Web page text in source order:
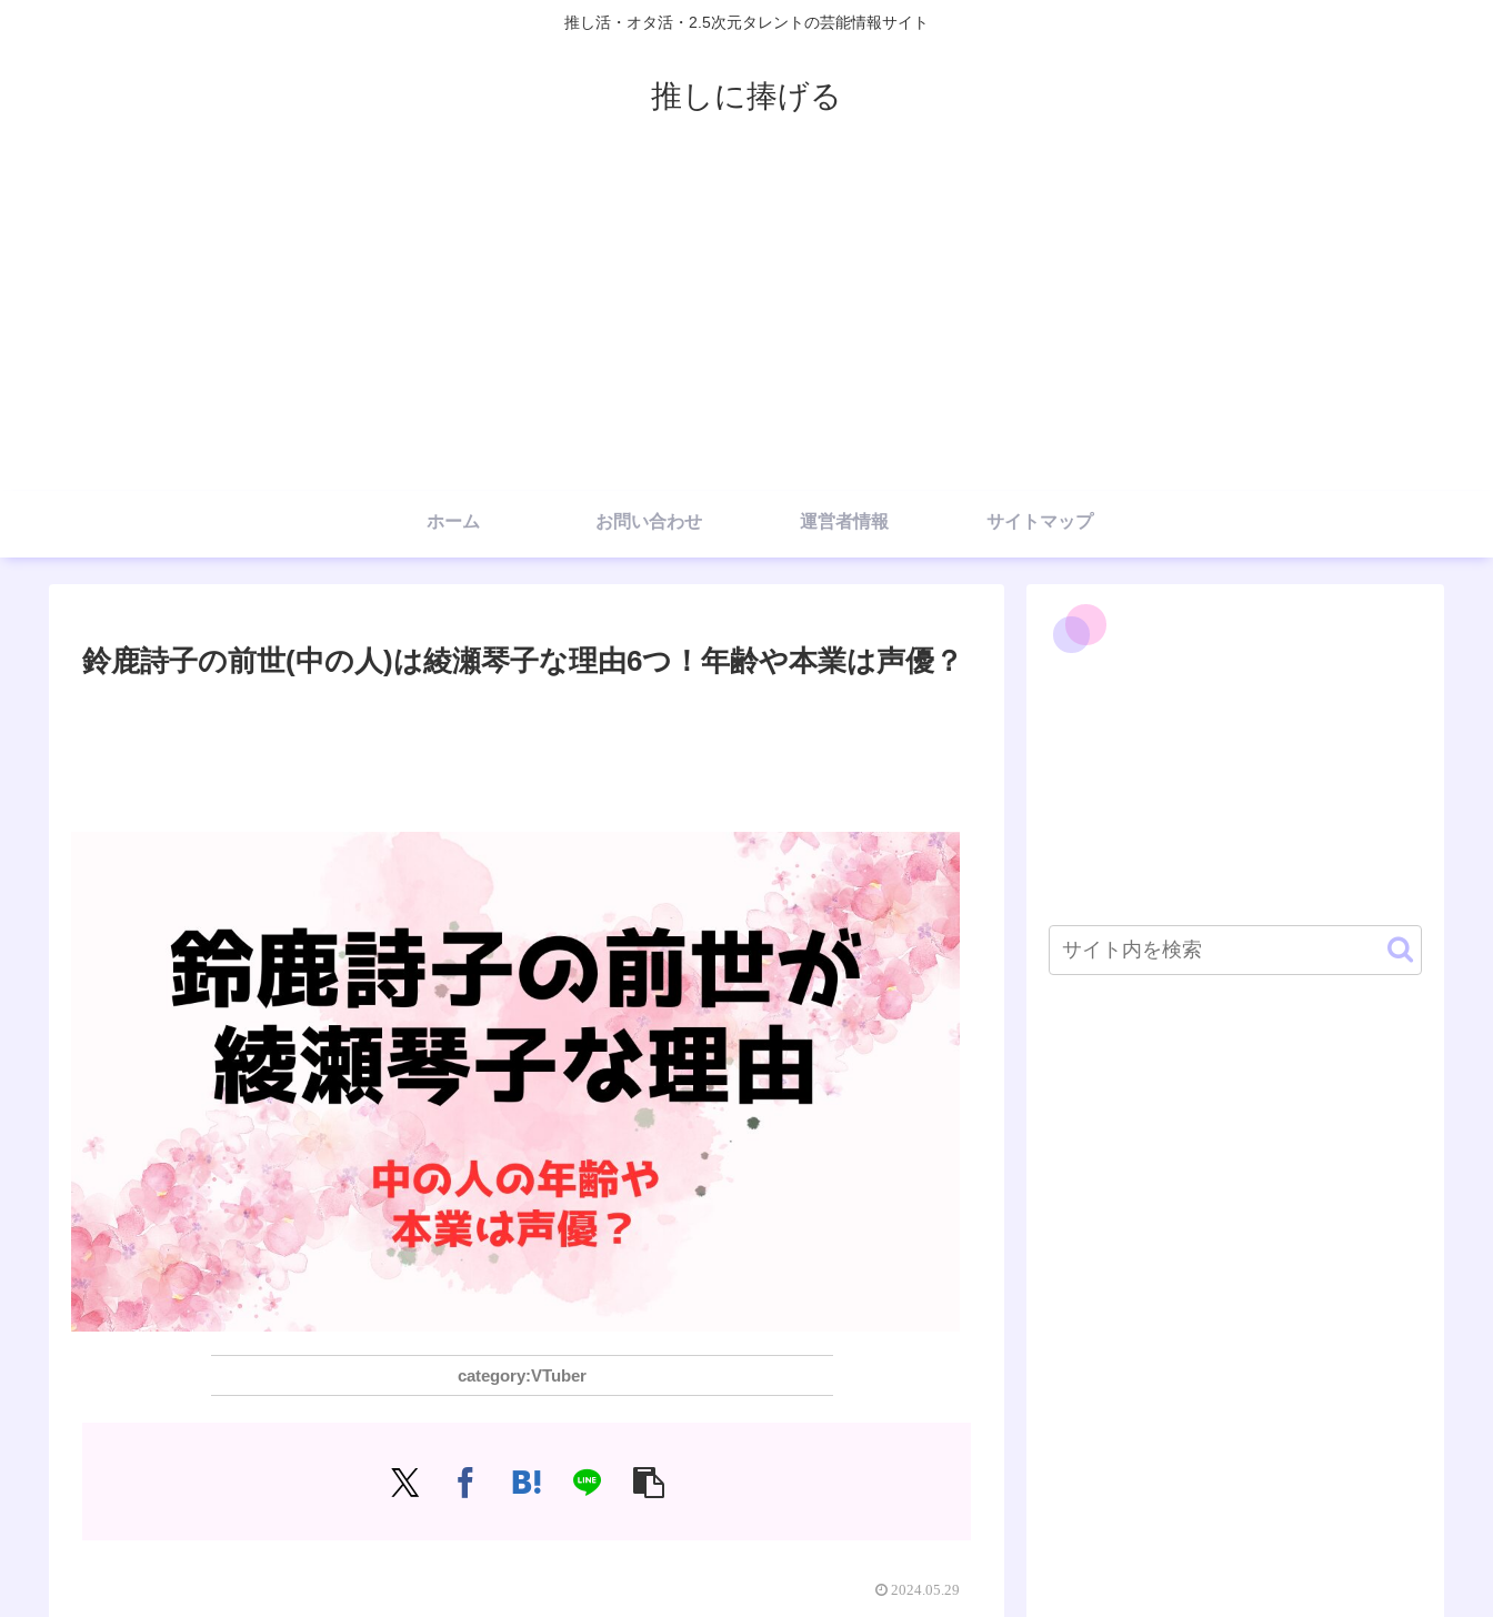
推し活・オタ活・2.5次元タレントの芸能情報サイト
推しに捧げる
ホーム お問い合わせ 運営者情報 サイトマップ
鈴鹿詩子の前世(中の人)は綾瀬琴子な理由6つ！年齢や本業は声優？
VTuber
2024.05.29